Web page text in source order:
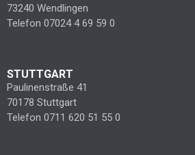
73240 Wendlingen
Telefon 07024 4 69 59 0
STUTTGART
Paulinenstraße 41
70178 Stuttgart
Telefon 0711 620 51 55 0